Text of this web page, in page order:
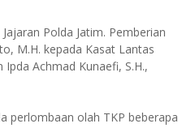
Polda Jatim. Pemberian
M.H. kepada Kasat Lantas
Achmad Kunaefi, S.H.,
perlombaan olah TKP beberapa